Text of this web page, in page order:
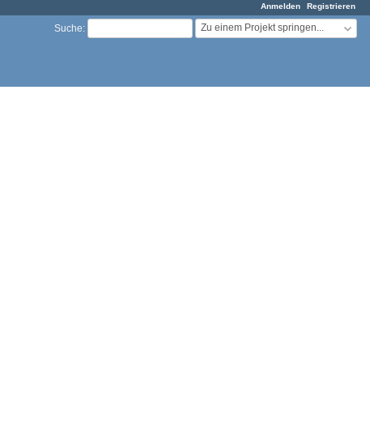
Anmelden Registrieren
Suche: Zu einem Projekt springen...